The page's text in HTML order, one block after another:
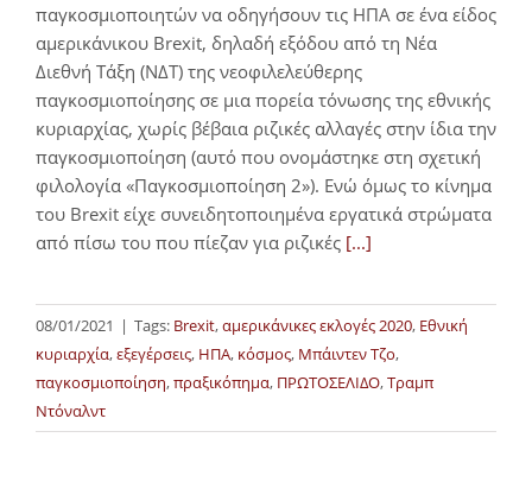
παγκοσμιοποιητών να οδηγήσουν τις ΗΠΑ σε ένα είδος
αμερικάνικου Brexit, δηλαδή εξόδου από τη Νέα
Διεθνή Τάξη (ΝΔΤ) της νεοφιλελεύθερης
παγκοσμιοποίησης σε μια πορεία τόνωσης της εθνικής
κυριαρχίας, χωρίς βέβαια ριζικές αλλαγές στην ίδια την
παγκοσμιοποίηση (αυτό που ονομάστηκε στη σχετική
φιλολογία «Παγκοσμιοποίηση 2»). Ενώ όμως το κίνημα
του Brexit είχε συνειδητοποιημένα εργατικά στρώματα
από πίσω του που πίεζαν για ριζικές [...]
08/01/2021 | Tags: Brexit,αμερικάνικες εκλογές 2020, Εθνική
κυριαρχία,εξεγέρσεις, ΗΠΑ, κόσμος, Μπάιντεν Τζο,
παγκοσμιοποίηση,πραξικόπημα, ΠΡΩΤΟΣΕΛΙΔΟ,Τραμπ
Ντόναλντ